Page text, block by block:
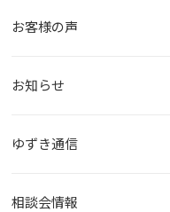
お客様の声
お知らせ
ゆずき通信
相談会情報